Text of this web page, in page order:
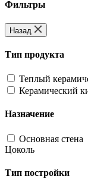
Фильтры
Назад
Тип продукта
Теплый
Керамический
Назначение
Основная стена
Цоколь
Тип постройки